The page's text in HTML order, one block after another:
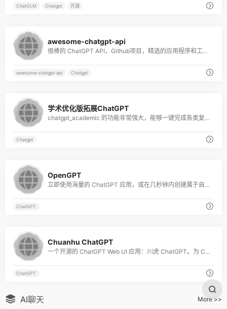
ChatGLM Chatgpt 开源
awesome-chatgpt-api
很棒的 ChatGPT API，Github项目，精选的应用程序和工具列表，不仅使用新的 聊天GPT API ，还允许用户配置自己的 API 密钥 ，从而可以免费和按需使用自己的配额。
awesome-chatgpt-api Chatgpt
学术优化版拓展ChatGPT
chatgpt_academic 的功能非常强大，能够一键完成各类复杂任务，包括一键润色论文、一键代码解释、自动生成总结汇报等等
Chatgpt
OpenGPT
立即使用海量的 ChatGPT 应用，或在几秒钟内创建属于自己的应用。
ChatGPT
Chuanhu ChatGPT
一个开源的 ChatGPT Web UI 应用：川虎 ChatGPT。为 ChatGPT API 提供了一个 Web 图形界面。
ChatGPT
AI聊天 More >>